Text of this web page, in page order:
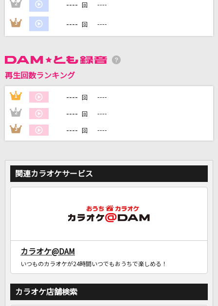
DAMの新曲・ランキングなど
DAMに会員登録・ログインして
自宅でカラオケ歌い放題！
2 ---- 回 ----
3 ---- 回 ----
再生回数ランキング
1 ---- 回 ----
2 ---- 回 ----
3 ---- 回 ----
関連カラオケサービス
カラオケ@DAM
いつものカラオケが24時間いつでもおうちで楽しめる！
カラオケ店舗検索